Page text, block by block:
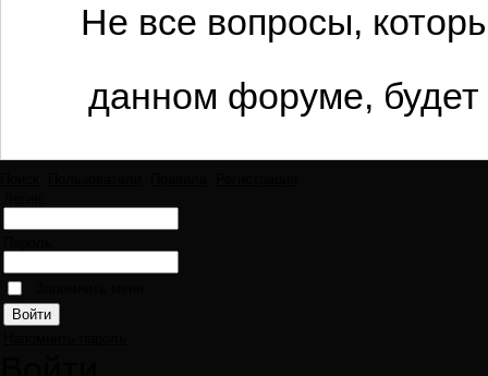
Не все вопросы,
данном форуме,